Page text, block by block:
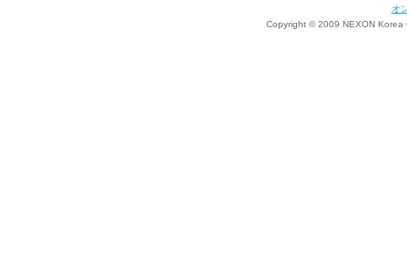
オ
Copyright © 2009 NEXON Korea